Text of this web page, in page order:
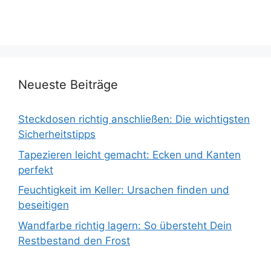
Neueste Beiträge
Steckdosen richtig anschließen: Die wichtigsten
Sicherheitstipps
Tapezieren leicht gemacht: Ecken und Kanten
perfekt
Feuchtigkeit im Keller: Ursachen finden und
beseitigen
Wandfarbe richtig lagern: So übersteht Dein
Restbestand den Frost